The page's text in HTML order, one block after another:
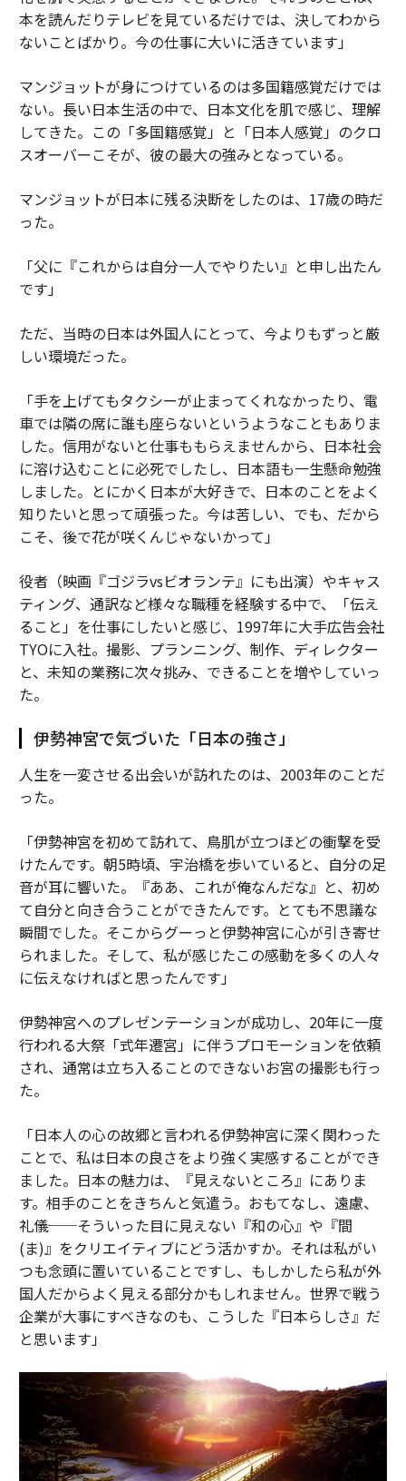
本を読んだりテレビを見ているだけでは、決してわから
ないことばかり。今の仕事に大いに活きています」
マンジョットが身につけているのは多国籍感覚だけでは
ない。長い日本生活の中で、日本文化を肌で感じ、理解
してきた。この「多国籍感覚」と「日本人感覚」のクロ
スオーバーこそが、彼の最大の強みとなっている。
マンジョットが日本に残る決断をしたのは、17歳の時だ
った。
「父に『これからは自分一人でやりたい』と申し出たん
です」
ただ、当時の日本は外国人にとって、今よりもずっと厳
しい環境だった。
「手を上げてもタクシーが止まってくれなかったり、電
車では隣の席に誰も座らないというようなこともありま
した。信用がないと仕事ももらえませんから、日本社会
に溶け込むことに必死でしたし、日本語も一生懸命勉強
しました。とにかく日本が大好きで、日本のことをよく
知りたいと思って頑張った。今は苦しい、でも、だから
こそ、後で花が咲くんじゃないかって」
役者（映画『ゴジラvsビオランテ』にも出演）やキャス
ティング、通訳など様々な職種を経験する中で、「伝え
ること」を仕事にしたいと感じ、1997年に大手広告会社
TYOに入社。撮影、プランニング、制作、ディレクター
と、未知の業務に次々挑み、できることを増やしていっ
た。
伊勢神宮で気づいた「日本の強さ」
人生を一変させる出会いが訪れたのは、2003年のことだ
った。
「伊勢神宮を初めて訪れて、鳥肌が立つほどの衝撃を受
けたんです。朝5時頃、宇治橋を歩いていると、自分の足
音が耳に響いた。『ああ、これが俺なんだな』と、初め
て自分と向き合うことができたんです。とても不思議な
瞬間でした。そこからグーっと伊勢神宮に心が引き寄せ
られました。そして、私が感じたこの感動を多くの人々
に伝えなければと思ったんです」
伊勢神宮へのプレゼンテーションが成功し、20年に一度
行われる大祭「式年遷宮」に伴うプロモーションを依頼
され、通常は立ち入ることのできないお宮の撮影も行っ
た。
「日本人の心の故郷と言われる伊勢神宮に深く関わった
ことで、私は日本の良さをより強く実感することができ
ました。日本の魅力は、『見えないところ』にありま
す。相手のことをきちんと気遣う。おもてなし、遠慮、
礼儀──そういった目に見えない『和の心』や『間
(ま)』をクリエイティブにどう活かすか。それは私がい
つも念頭に置いていることですし、もしかしたら私が外
国人だからよく見える部分かもしれません。世界で戦う
企業が大事にすべきなのも、こうした『日本らしさ』だ
と思います」